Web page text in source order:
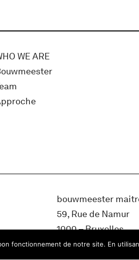
WE ARE
bouwmeester
59, Rue de Namur
1000 – Bruxelles
Belgique
fonctionnement de notre site. En